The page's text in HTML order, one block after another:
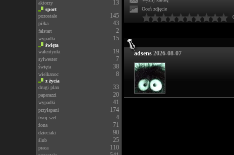
aktorzy 13
sport
pozostałe
145
piłka 43
falstart 2
wypadki 15
święta
walentynki
19
sylwester 7
święta 38
wielkanoc 8
z życia
drugi plan
33
paparazzi 20
wypadki 41
przyłapani 174
twoj szef 4
żona 71
dzieciaki 90
ślub 25
praca 110
Oceń zdjęcie
adsens 2026-08-07